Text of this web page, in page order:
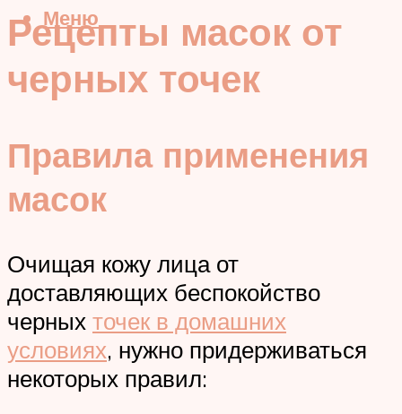
Меню
Рецепты масок от
черных точек
Правила применения
масок
Очищая кожу лица от
доставляющих беспокойство
черных точек в домашних
условиях, нужно придерживаться
некоторых правил: